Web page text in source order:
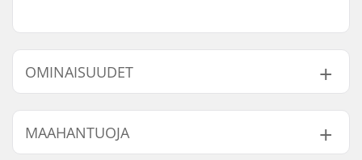
OMINAISUUDET
Length:
55.9cm (22")
Width:
MAAHANTUOJA